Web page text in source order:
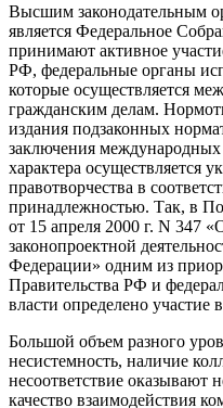
Высшим законодательным
является Федеральное
принимают активное
РФ, федеральные органы
которые осуществляется
гражданским делам.
издания подзаконных
заключения
характера осуществляется
правотворчества в
принадлежностью. Так, в
от 15 апреля 2000 г. N 347
законопроектной
Федерации» одним из
Правительства РФ и
власти определено участие
Большой объем разного
несистемность, наличие
несоответствие оказывают
качество взаимодействия